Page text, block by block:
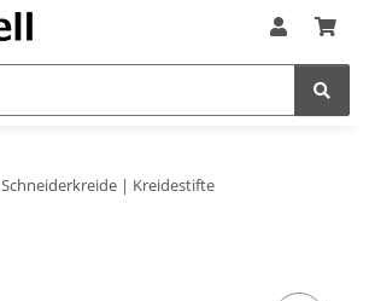
Schneiderkreide | Kreidestifte